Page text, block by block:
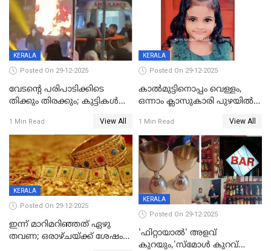
KERALA
Posted On 29-12-2025
വേടന്റെ പരിപാടിക്കിടെ
തിക്കും തിരക്കും; കുട്ടികള്‍
പരിക്ക്; പാളം മറികടന്ന
യുവാവ് ട്രെയിന്‍ തട്ടി മരിച്ചു
1 Min Read View All
KERALA
Posted On 29-12-2025
കാൽമുട്ടിനൊപ്പം വെള്ളം,
ഒന്നാം ക്ലാസുകാരി പുഴയിൽ
കുട്ടികൾക്കൊപ്പം
കളിക്കുന്നതിനിടെ
1 Min Read View All
KERALA
Posted On 29-12-2025
ഇന്ന് മാറിമറിഞ്ഞത് ഏഴു
തവണ; ഒരാഴ്ചയ്ക്ക് ശേഷം
KERALA
Posted On 29-12-2025
'ഫിറ്റായാൽ' അളവ്
കുറയും,'സ്‌മോൾ കുറവ്